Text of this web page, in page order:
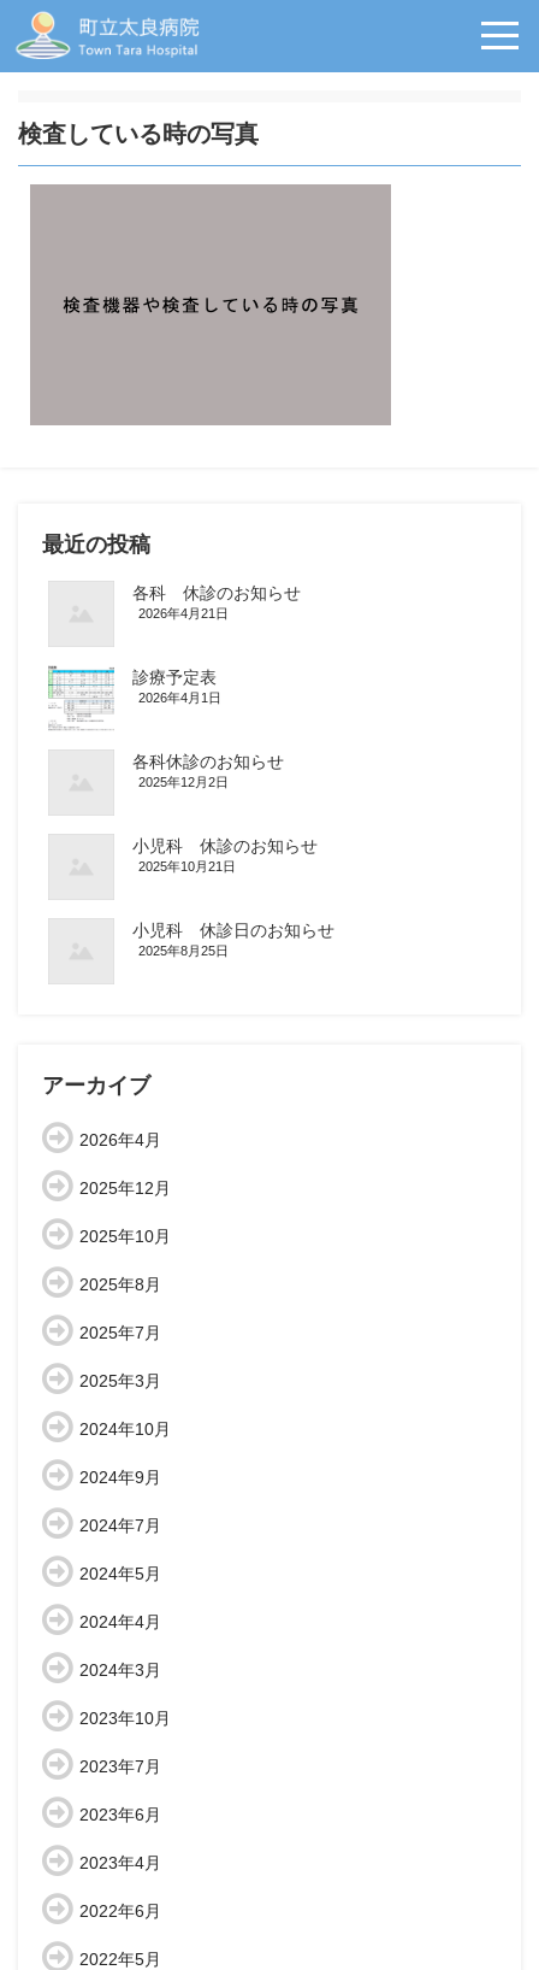
検査している時の写真
最近の投稿
各科 休診のお知らせ
2026年4月21日
診療予定表
2026年4月1日
各科休診のお知らせ
2025年12月2日
小児科 休診のお知らせ
2025年10月21日
小児科 休診日のお知らせ
2025年8月25日
アーカイブ
2026年4月
2025年12月
2025年10月
2025年8月
2025年7月
2025年3月
2024年10月
2024年9月
2024年7月
2024年5月
2024年4月
2024年3月
2023年10月
2023年7月
2023年6月
2023年4月
2022年6月
2022年5月